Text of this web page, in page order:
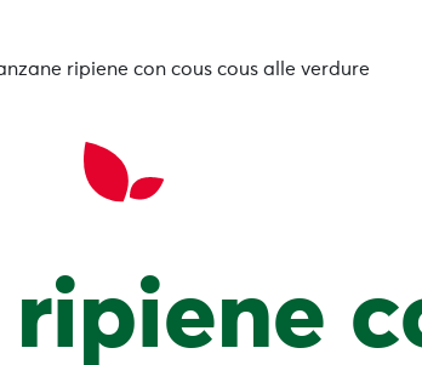
ripiene con cous cous alle verdure